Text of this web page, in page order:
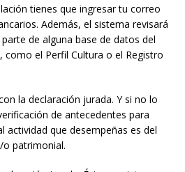
tienes que ingresar tu correo
Además, el sistema revisará
de alguna base de datos del
como el Perfil Cultura o el Registro
la declaración jurada. Y si no lo
de antecedentes para
actividad que desempeñas es del
patrimonial.